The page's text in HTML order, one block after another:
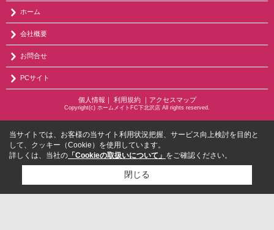
ホーム
会社概要
お問合せ
PCサイト
個人情報 ｜ 利用規約｜ アクセスマップ
Copyright(c) ホームメイトFC下北沢店 All rights reserved.
当サイトでは、お客様の当サイト利用状況把握、サービス向上検討を目的と
して、クッキー（Cookie）を使用しています。
詳しくは、当社の 「Cookieの取扱いについて」 をご確認ください。
閉じる